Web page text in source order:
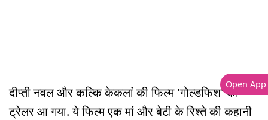
दीप्ती नवल और कल्कि केकलां की फिल्म 'गोल्डफिश' का
ट्रेलर आ गया. ये फिल्म एक मां और बेटी के रिश्ते की कहानी
Open App